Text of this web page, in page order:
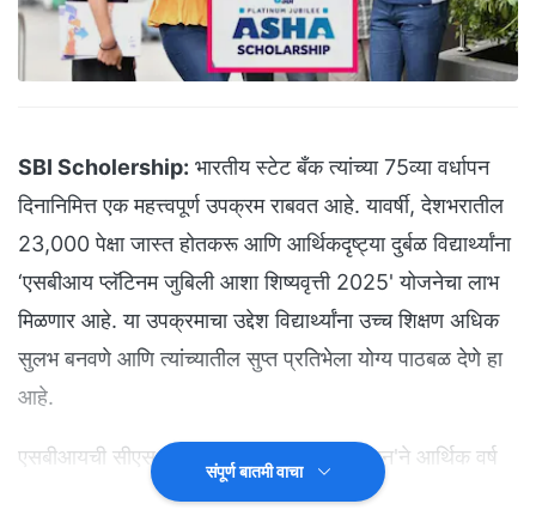
SBI Scholership: भारतीय स्टेट बँक त्यांच्या 75व्या वर्धापन
दिनानिमित्त एक महत्त्वपूर्ण उपक्रम राबवत आहे. यावर्षी, देशभरातील
23,000 पेक्षा जास्त होतकरू आणि आर्थिकदृष्ट्या दुर्बळ विद्यार्थ्यांना
‘एसबीआय प्लॅटिनम जुबिली आशा शिष्यवृत्ती 2025' योजनेचा लाभ
मिळणार आहे. या उपक्रमाचा उद्देश विद्यार्थ्यांना उच्च शिक्षण अधिक
सुलभ बनवणे आणि त्यांच्यातील सुप्त प्रतिभेला योग्य पाठबळ देणे हा
आहे.
एसबीआयची सीएसआर संस्था 'एसबीआय फाउंडेशन'ने आर्थिक वर्ष
2026 मध्ये शिष्यवृत्तीसाठी 90 कोटी रुपये देण्याचे वचन दिले आहे.
संपूर्ण बातमी वाचा